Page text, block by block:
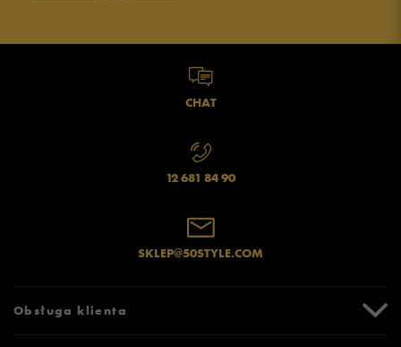
CHAT
12 681 84 90
SKLEP@50STYLE.COM
Obsługa klienta